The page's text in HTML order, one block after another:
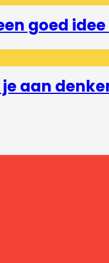
goed idee
aan